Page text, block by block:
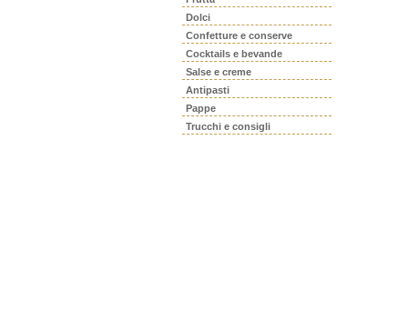
Dolci
Confetture e conserve
Cocktails e bevande
Salse e creme
Antipasti
Pappe
Trucchi e consigli